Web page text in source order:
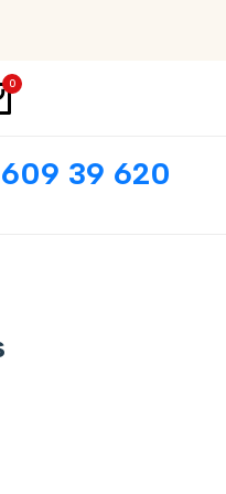
0
39 620